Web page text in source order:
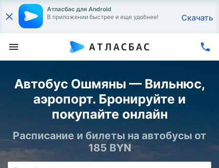
Атласбас для Android
В приложении быстрее и еще удобнее!
Скачать
Автобус Ошмяны — Вильнюс,
аэропорт. Бронируйте и
покупайте онлайн
Расписание и билеты на автобусы от
185 BYN